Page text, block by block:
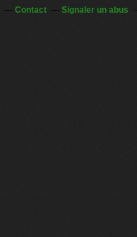
Contact Signaler un abus